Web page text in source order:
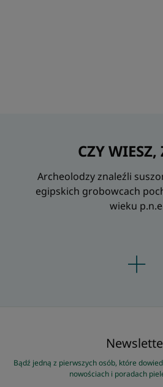
CZY WIESZ,
Archeolodzy znaleźli
egipskich grobowcach
wieku
Bądź jedną z pierwszych osób, które
nowościach i poradach